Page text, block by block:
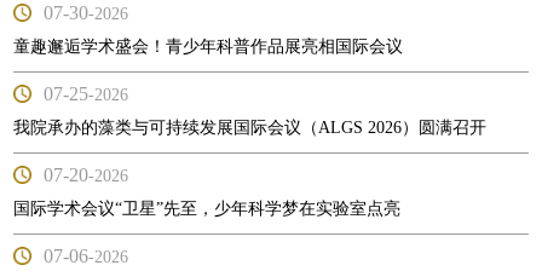
07-30-2026
童趣邂逅学术盛会！青少年科普作品展亮相国际会议
07-25-2026
我院承办的藻类与可持续发展国际会议（ALGS 2026）圆满召开
07-20-2026
国际学术会议“卫星”先至，少年科学梦在实验室点亮
07-06-2026